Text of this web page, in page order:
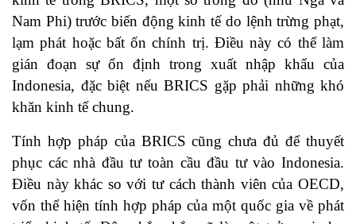
Nam Phi) trước biến động kinh tế do lệnh trừng phạt,
lạm phát hoặc bất ổn chính trị. Điều này có thể làm
gián đoạn sự ổn định trong xuất nhập khẩu của
Indonesia, đặc biệt nếu BRICS gặp phải những khó
khăn kinh tế chung.
Tính hợp pháp của BRICS cũng chưa đủ để thuyết
phục các nhà đầu tư toàn cầu đầu tư vào Indonesia.
Điều này khác so với tư cách thành viên của OECD,
vốn thể hiện tính hợp pháp của một quốc gia về phát